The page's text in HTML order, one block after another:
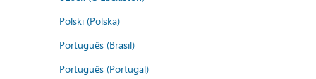
Polski (Polska)
Português (Brasil)
Português (Portugal)